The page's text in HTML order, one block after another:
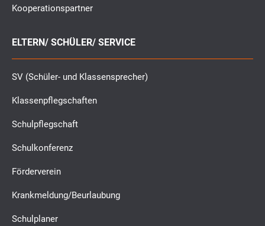
Kooperationspartner
ELTERN/ SCHÜLER/ SERVICE
SV (Schüler- und Klassensprecher)
Klassenpflegschaften
Schulpflegschaft
Schulkonferenz
Förderverein
Krankmeldung/Beurlaubung
Schulplaner